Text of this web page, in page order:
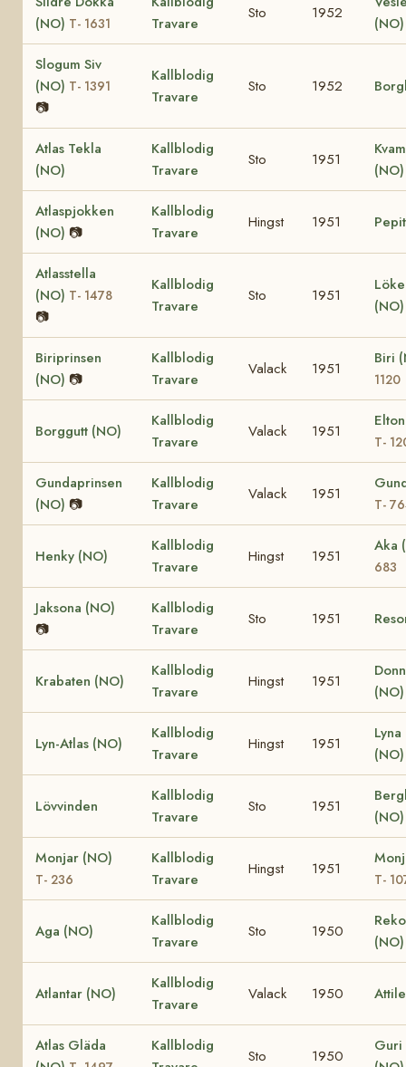
(NO) T- 1631
Travare
Sto 1952
(NO)
Slogum Siv
(NO) T- 1391
📷
Kallblodig
Travare
Sto 1952
Atlas Tekla
(NO)
Kallblodig
Travare
Sto 1951
(NO)
Atlaspjokken
(NO) 📷
Kallblodig
Travare
Hingst 1951
Atlasstella
(NO) T- 1478
📷
Kallblodig
Travare
Sto 1951
(NO)
Biriprinsen
(NO) 📷
Kallblodig
Travare
Valack 1951
Biri
1120
Borggutt (NO)
Kallblodig
Travare
Valack 1951
T-
Gundaprinsen
(NO) 📷
Kallblodig
Travare
Valack 1951
T-
Henky (NO)
Kallblodig
Travare
Hingst 1951
Aka
683
Jaksona (NO)
📷
Kallblodig
Travare
Sto 1951
Krabaten (NO)
Kallblodig
Travare
Hingst 1951
(NO)
Lyn-Atlas (NO)
Kallblodig
Travare
Hingst 1951
(NO)
Lövvinden
Kallblodig
Travare
Sto 1951
Monjar (NO)
T- 236
Kallblodig
Travare
Hingst 1951
T-
Aga (NO)
Kallblodig
Travare
Sto 1950
Atlantar (NO)
Kallblodig
Travare
Valack 1950
Atlas Gläda
Kallblodig
Sto 1950
Guri